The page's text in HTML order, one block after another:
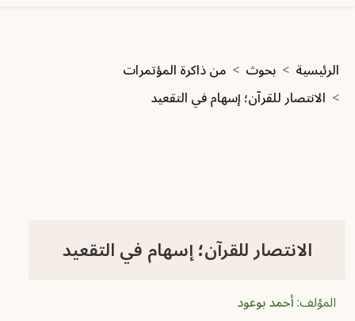
مسار التنقل
الرئيسية بحوث
من ذاكرة المؤتمرات
الانتصار للقرآن؛ إسهام في التقعيد
الانتصار للقرآن؛ إسهام في التقعيد
المؤلف:أحمد بوعود